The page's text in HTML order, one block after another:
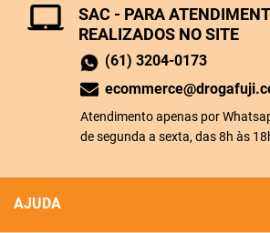
SAC - PARA
REALIZADOS NO SITE
(61) 3204-0173
Atendimento apenas por
de segunda a sexta, das 8h às
AJUDA